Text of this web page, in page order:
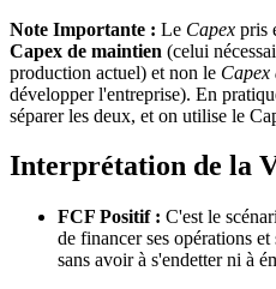
Note Importante : Le Capex pris
Capex de maintien (celui
production actuel) et non le Capex
développer l'entreprise). En
séparer les deux, et on utilise le
Interprétation de la
FCF Positif : C'est le
de financer ses opérations et
sans avoir à s'endetter ni à